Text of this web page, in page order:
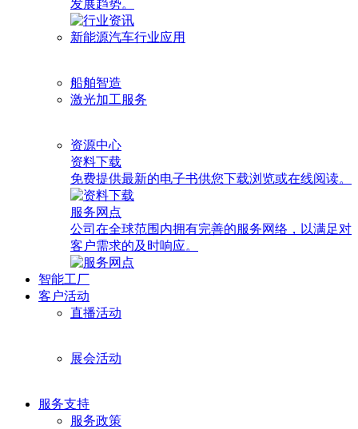
发展趋势。
新能源汽车行业应用
船舶智造
激光加工服务
资源中心
资料下载
免费提供最新的电子书供您下载浏览或在线阅读。
服务网点
公司在全球范围内拥有完善的服务网络，以满足对
客户需求的及时响应。
智能工厂
客户活动
直播活动
展会活动
服务支持
服务政策